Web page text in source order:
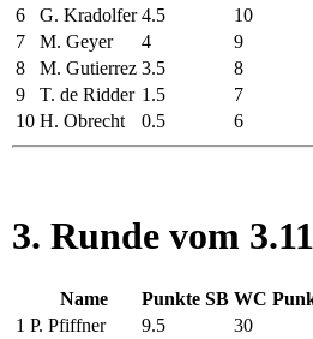
6
G. Kradolfer 4.5
10
7
M. Geyer 4
9
8
M. Gutierrez 3.5
8
9
T. de Ridder 1.5
7
10 H. Obrecht 0.5 6
3. Runde vom
Name Punkte SB WC
1 P. Pfiffner 9.5
30